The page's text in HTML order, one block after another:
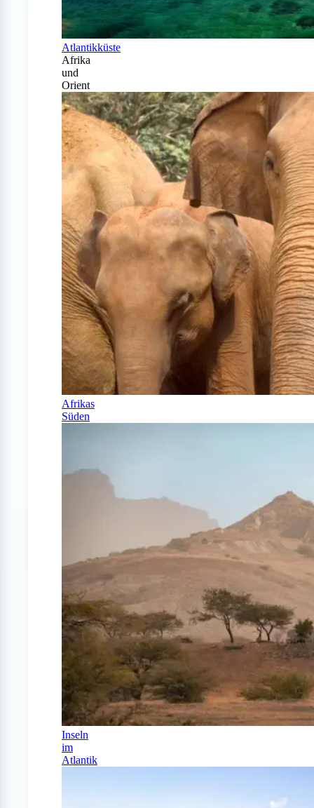
Atlantikküste
Afrika
und
Orient
Afrikas
Süden
Inseln
im
Atlantik